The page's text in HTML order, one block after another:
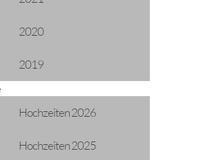
2020
2019
Hochzeiten 2026
Hochzeiten 2025